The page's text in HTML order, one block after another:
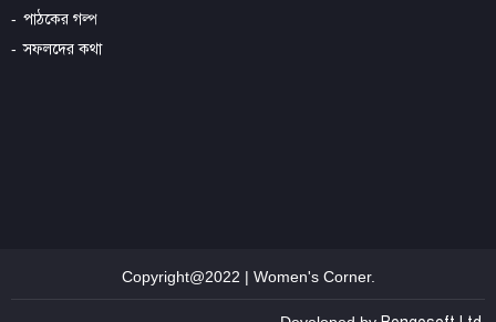
পাঠকের গল্প
সফলদের কথা
Copyright@2022 | Women's Corner.